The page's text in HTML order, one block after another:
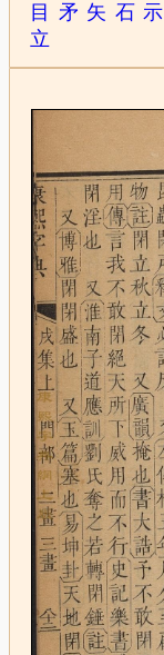
目
矛 矢 石 示
立